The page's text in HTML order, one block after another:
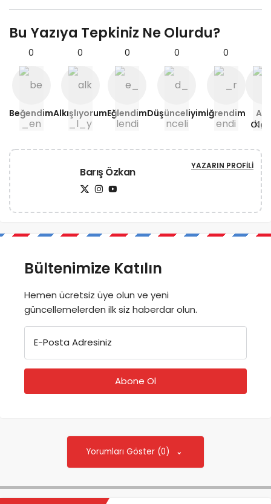
Bu Yazıya Tepkiniz Ne Olurdu?
0
Beğendim
0
Alkışlıyorum
0
Eğlendim
0
Düşünceliyim
0
İğrendim
Barış Özkan YAZARIN PROFILI
Bültenimize Katılın
Hemen ücretsiz üye olun ve yeni
güncellemelerden ilk siz haberdar olun.
E-Posta Adresiniz
Yorumları Göster (0)